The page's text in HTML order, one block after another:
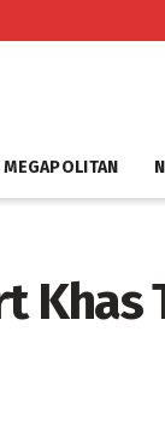
MEGAPOLITAN
Khas